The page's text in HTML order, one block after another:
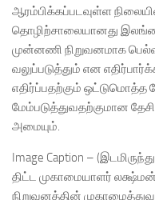
ஆரம்பிக்கப்படவுள்ள
தொழிற்சாலையானது
முன்னணி நிறுவனமாக
வலுப்படுத்தும் என
எதிர்ப்பதற்கும்
மேம்படுத்துவதற்குமான
அமையும்.
Image Caption –
திட்ட முகாமையாளர்
நிறுவனத்தின்